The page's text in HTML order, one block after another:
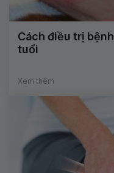
Cách điều trị
tuổi
Xem thêm